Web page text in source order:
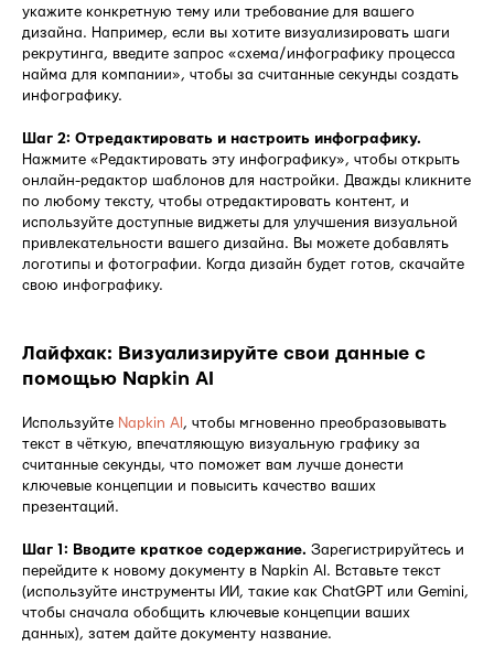
укажите конкретную тему или требование для вашего
дизайна. Например, если вы хотите визуализировать шаги
рекрутинга, введите запрос «схема/инфографику процесса
найма для компании», чтобы за считанные секунды создать
инфографику.
Шаг 2: Отредактировать и настроить инфографику.
Нажмите «Редактировать эту инфографику», чтобы открыть
онлайн-редактор шаблонов для настройки. Дважды кликните
по любому тексту, чтобы отредактировать контент, и
используйте доступные виджеты для улучшения визуальной
привлекательности вашего дизайна. Вы можете добавлять
логотипы и фотографии. Когда дизайн будет готов, скачайте
свою инфографику.
Лайфхак: Визуализируйте свои данные с
помощью Napkin AI
Используйте Napkin AI , чтобы мгновенно преобразовывать
текст в чёткую, впечатляющую визуальную графику за
считанные секунды, что поможет вам лучше донести
ключевые концепции и повысить качество ваших
презентаций.
Шаг 1: Вводите краткое содержание. Зарегистрируйтесь и
перейдите к новому документу в Napkin AI. Вставьте текст
(используйте инструменты ИИ, такие как ChatGPT или Gemini,
чтобы сначала обобщить ключевые концепции ваших
данных), затем дайте документу название.